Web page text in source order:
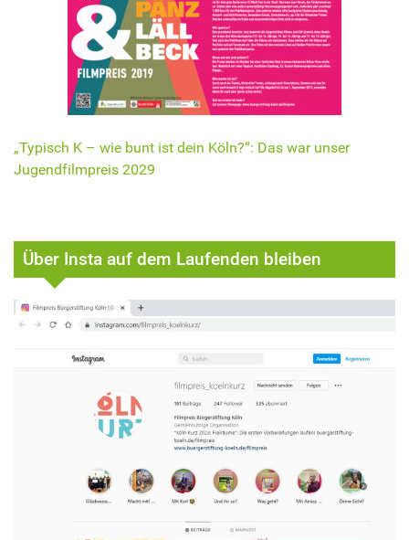
„Typisch K – wie bunt ist dein Köln?“: Das war unser
Jugendfilmpreis 2029
Über Insta auf dem Laufenden bleiben